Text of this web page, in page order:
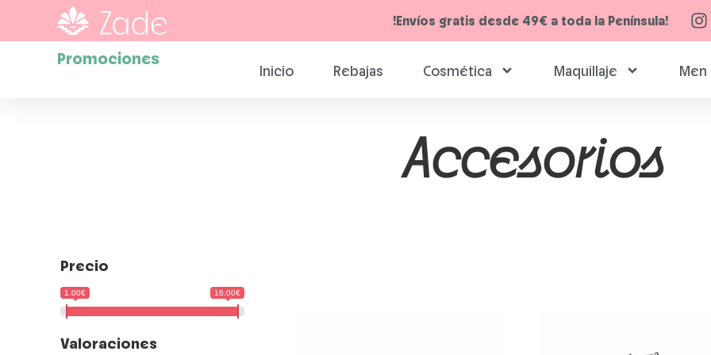
!Envíos gratis desde 49€ a toda la Península!
Promociones
Inicio Rebajas Cosmética Maquillaje Men
Accesorios
Precio
1.00€ 16.00€
Valoraciones